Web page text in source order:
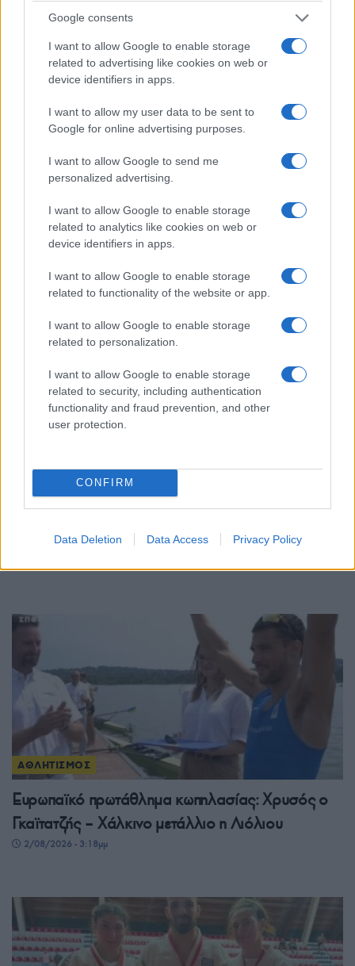
Google consents
I want to allow Google to enable storage
related to advertising like cookies on web or
device identifiers in apps.
I want to allow my user data to be sent to
Google for online advertising purposes.
I want to allow Google to send me
personalized advertising.
I want to allow Google to enable storage
related to analytics like cookies on web or
device identifiers in apps.
I want to allow Google to enable storage
related to functionality of the website or app.
I want to allow Google to enable storage
related to personalization.
I want to allow Google to enable storage
related to security, including authentication
functionality and fraud prevention, and other
user protection.
CONFIRM
Data Deletion Data Access Privacy Policy
ΑΘΛΗΤΙΣΜΟΣ
Γκεβόργκ Χαρουτιουνιάν: Χάλκινο στο
Παγκόσμιο πρωτάθλημα πάλης με… σπασμένο
3/08/2026 - 11:28πμ
ΑΘΛΗΤΙΣΜΟΣ
μετάλλιο ο Ντούσκος
ΑΘΛΗΤΙΣΜΟΣ
Ευρωπαϊκό πρωτάθλημα κωπηλασίας: Χρυσός ο
Γκαϊτατζής – Χάλκινο μετάλλιο η Λιόλιου
2/08/2026 - 3:18μμ